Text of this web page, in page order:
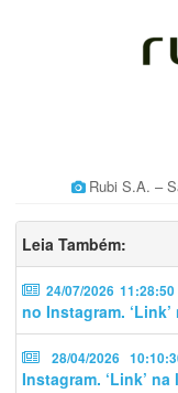
Rubi S.A. –
Leia Também:
24/07/2026 11:28:50
no Instagram.
28/04/2026
Instagram. ‘Link’